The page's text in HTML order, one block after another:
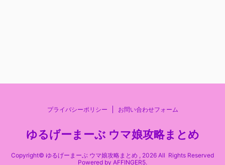
プライバシーポリシー お問い合わせフォーム
ゆるげーまーぶ ウマ娘攻略まとめ
Copyright© ゆるげーまーぶ ウマ娘攻略まとめ , 2026 All Rights Reserved
Powered by AFFINGER5.